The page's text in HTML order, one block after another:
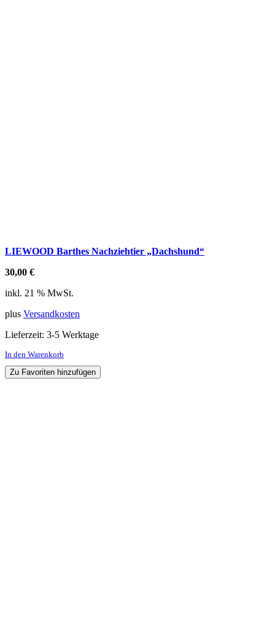
LIEWOOD Barthes Nachziehtier „Dachshund“
30,00 €
inkl. 21 % MwSt.
plus Versandkosten
Lieferzeit: 3-5 Werktage
In den Warenkorb
Zu Favoriten hinzufügen